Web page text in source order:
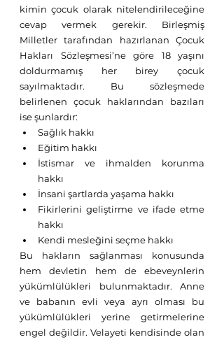
kimin çocuk olarak nitelendirileceğine
cevap vermek gerekir. Birleşmiş
Milletler tarafından hazırlanan Çocuk
Hakları Sözleşmesi’ne göre 18 yaşını
doldurmamış her birey çocuk
sayılmaktadır. Bu sözleşmede
belirlenen çocuk haklarından bazıları
ise şunlardır:
Sağlık hakkı
Eğitim hakkı
İstismar ve ihmalden korunma
hakkı
İnsani şartlarda yaşama hakkı
Fikirlerini geliştirme ve ifade etme
hakkı
Kendi mesleğini seçme hakkı
Bu hakların sağlanması konusunda
hem devletin hem de ebeveynlerin
yükümlülükleri bulunmaktadır. Anne
ve babanın evli veya ayrı olması bu
yükümlülükleri yerine getirmelerine
engel değildir. Velayeti kendisinde olan